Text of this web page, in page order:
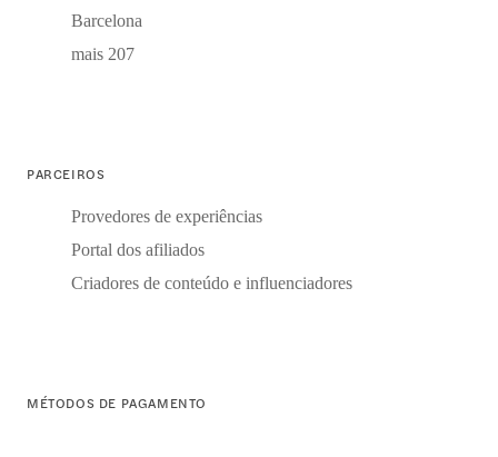
Barcelona
mais 207
PARCEIROS
Provedores de experiências
Portal dos afiliados
Criadores de conteúdo e influenciadores
MÉTODOS DE PAGAMENTO